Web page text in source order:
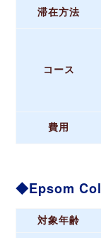
滞在方法
コース
費用
Epsom
対象年齢